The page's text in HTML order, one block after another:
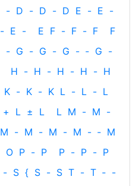
- D - D - D E - E -
- E - E F - F - F
F
- G - G - G - ‐ G -
H - H - H - H - H
K - K - K L - L - L
+ L ± L L M - M -
M - M - M - M - ‐ M
O P - P P - P - P
- S { S - S T - T ‐ -